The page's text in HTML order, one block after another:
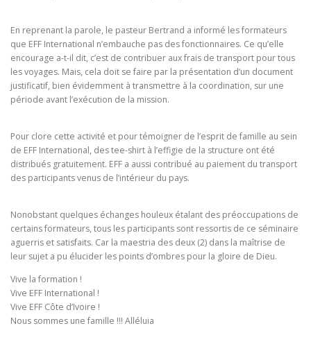
En reprenant la parole, le pasteur Bertrand a informé les formateurs
que EFF International n’embauche pas des fonctionnaires. Ce qu’elle
encourage a-t-il dit, c’est de contribuer aux frais de transport pour tous
les voyages. Mais, cela doit se faire par la présentation d’un document
justificatif, bien évidemment à transmettre à la coordination, sur une
période avant l’exécution de la mission.
Pour clore cette activité et pour témoigner de l’esprit de famille au sein
de EFF International, des tee-shirt à l’effigie de la structure ont été
distribués gratuitement. EFF a aussi contribué au paiement du transport
des participants venus de l’intérieur du pays.
Nonobstant quelques échanges houleux étalant des préoccupations de
certains formateurs, tous les participants sont ressortis de ce séminaire
aguerris et satisfaits. Car la maestria des deux (2) dans la maîtrise de
leur sujet a pu élucider les points d’ombres pour la gloire de Dieu.
Vive la formation !
Vive EFF International !
Vive EFF Côte d’Ivoire !
Nous sommes une famille !!! Alléluia